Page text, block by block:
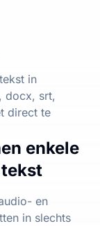
in
docx, srt,
direct te
enkele
en
in slechts